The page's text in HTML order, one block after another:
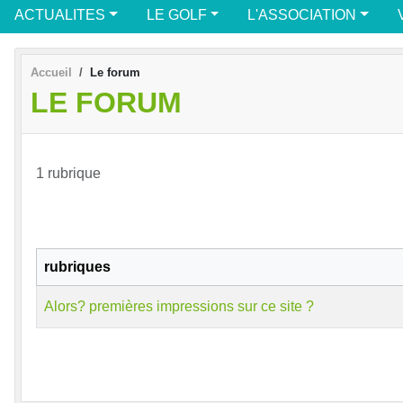
ACTUALITES LE GOLF L'ASSOCIATION
Accueil Le forum
LE FORUM
1 rubrique
rubriques
Alors? premières impressions sur ce site ?